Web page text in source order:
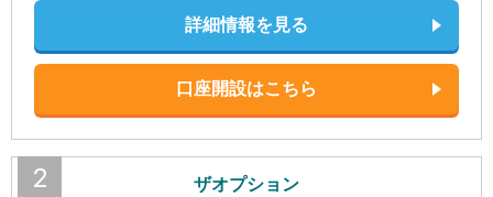
詳細情報を見る
口座開設はこちら
2 ザオプション